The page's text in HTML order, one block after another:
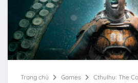
Trang chủ Games Cthulhu: The